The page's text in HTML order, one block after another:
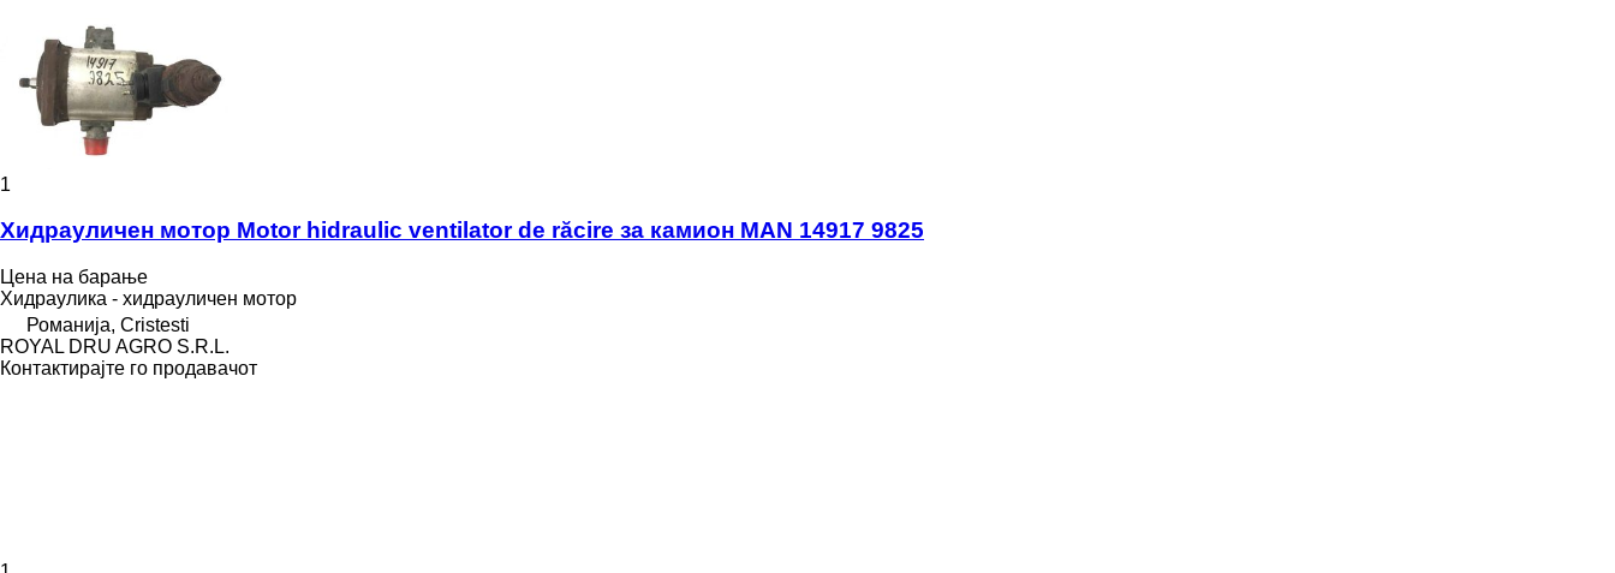
1
Хидрауличен мотор Motor hidraulic ventilator de răcire за камион MAN 14917 9825
Цена на барање
Хидраулика - хидрауличен мотор
Романија, Cristesti
ROYAL DRU AGRO S.R.L.
Контактирајте го продавачот